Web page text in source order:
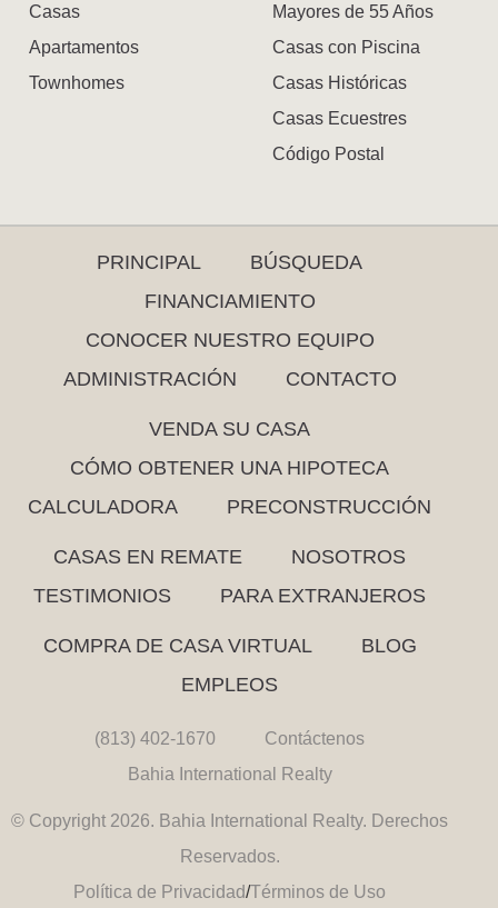
Casas
Apartamentos
Townhomes
Mayores de 55 Años
Casas con Piscina
Casas Históricas
Casas Ecuestres
Código Postal
PRINCIPAL
BÚSQUEDA
FINANCIAMIENTO
CONOCER NUESTRO EQUIPO
ADMINISTRACIÓN
CONTACTO
VENDA SU CASA
CÓMO OBTENER UNA HIPOTECA
CALCULADORA
PRECONSTRUCCIÓN
CASAS EN REMATE
NOSOTROS
TESTIMONIOS
PARA EXTRANJEROS
COMPRA DE CASA VIRTUAL
BLOG
EMPLEOS
(813) 402-1670
Contáctenos
Bahia International Realty
© Copyright 2026. Bahia International Realty. Derechos
Reservados.
Política de Privacidad/Términos de Uso